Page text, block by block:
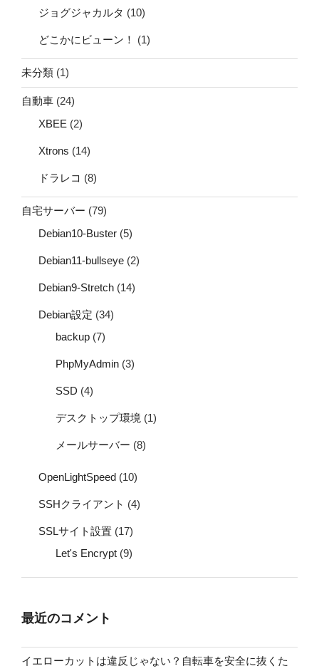
ジョグジャカルタ (10)
どこかにビューン！ (1)
未分類 (1)
自動車 (24)
XBEE (2)
Xtrons (14)
ドラレコ (8)
自宅サーバー (79)
Debian10-Buster (5)
Debian11-bullseye (2)
Debian9-Stretch (14)
Debian設定 (34)
backup (7)
PhpMyAdmin (3)
SSD (4)
デスクトップ環境 (1)
メールサーバー (8)
OpenLightSpeed (10)
SSHクライアント (4)
SSLサイト設置 (17)
Let's Encrypt (9)
最近のコメント
イエローカットは違反じゃない？自転車を安全に抜くた